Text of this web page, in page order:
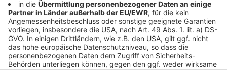
Anzeige